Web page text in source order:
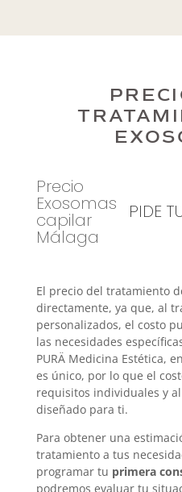
Precio
Exosomas
capilar
Málaga
PIDE
El precio del tratamiento
directamente, ya que, al
personalizados, el costo
las necesidades
PURÄ Medicina Estética,
es único, por lo que el
requisitos individuales y
diseñado para ti.
Para obtener una
tratamiento a tus
programar tu primera
podremos evaluar tu